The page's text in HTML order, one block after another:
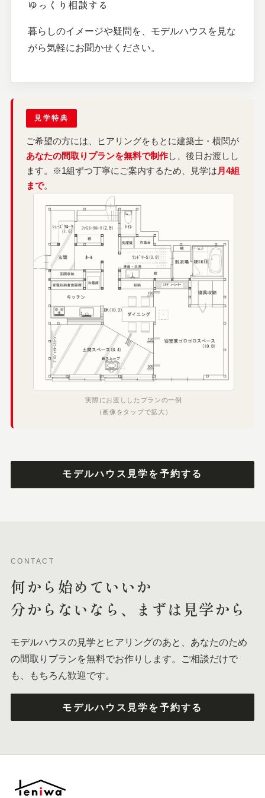
ゆっくり相談する
暮らしのイメージや疑問を、モデルハウスを見な
がら気軽にお聞かせください。
見学特典
ご希望の方には、ヒアリングをもとに建築士・横関が
あなたの間取りプランを無料で制作し、後日お渡しし
ます。※1組ずつ丁寧にご案内するため、見学は 月4組
まで。
実際にお渡ししたプランの一例
（画像をタップで拡大）
モデルハウス見学を予約する
CONTACT
何から 始めていいか
分からないなら、
まずは 見学から
モデルハウスの見学とヒアリングのあと、あなたのため
の間取りプランを無料でお作りします。ご相談だけで
も、もちろん歓迎です。
モデルハウス見学を予約する